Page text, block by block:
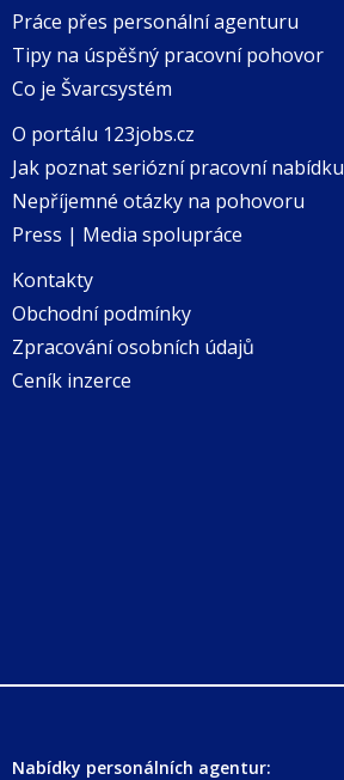
Práce přes personální agenturu
Tipy na úspěšný pracovní pohovor
Co je Švarcsystém
O portálu 123jobs.cz
Jak poznat seriózní pracovní nabídku
Nepříjemné otázky na pohovoru
Press | Media spolupráce
Kontakty
Obchodní podmínky
Zpracování osobních údajů
Ceník inzerce
Nabídky personálních agentur: